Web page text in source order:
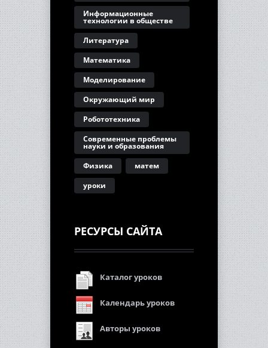
Информационные
технологии в обществе
Литература
Математика
Моделирование
Окружающий мир
Робототехника
Современные проблемы
науки и образования
Физика
матем
уроки
РЕСУРСЫ САЙТА
Каталог уроков
Календарь уроков
Авторы уроков